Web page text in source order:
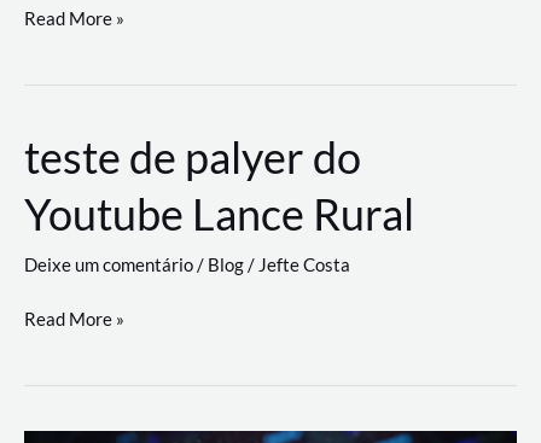
GitHub
revoluciona
de
trabalho
com
a
workflows
Read More »
teste de palyer do
Youtube Lance Rural
Deixe um comentário/ Blog/ Jefte Costa
teste
palyer
Read More »